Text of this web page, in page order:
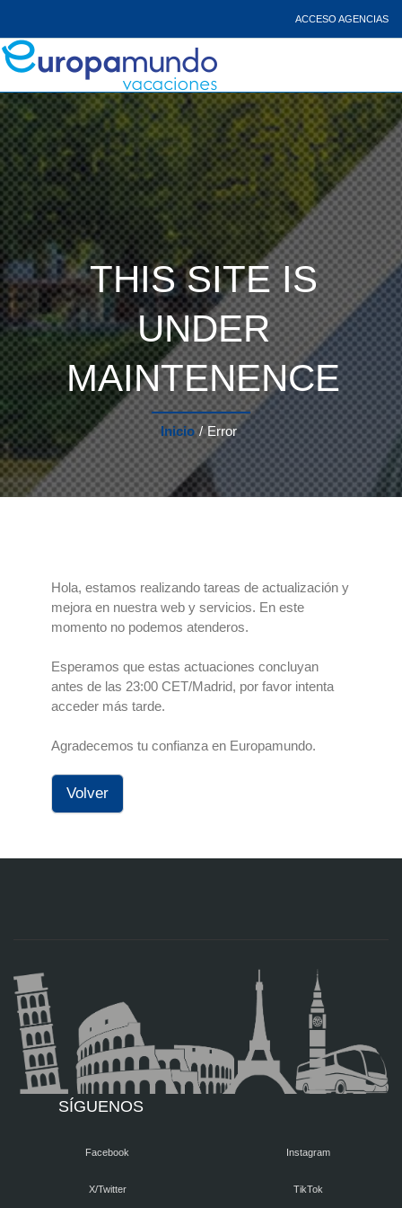
ACCESO AGENCIAS
THIS SITE IS
UNDER
MAINTENENCE
Inicio / Error
Hola, estamos realizando tareas de actualización y
mejora en nuestra web y servicios. En este
momento no podemos atenderos.
Esperamos que estas actuaciones concluyan
antes de las 23:00 CET/Madrid, por favor intenta
acceder más tarde.
Agradecemos tu confianza en Europamundo.
Volver
SÍGUENOS
Facebook
X/Twitter
Instagram
TikTok